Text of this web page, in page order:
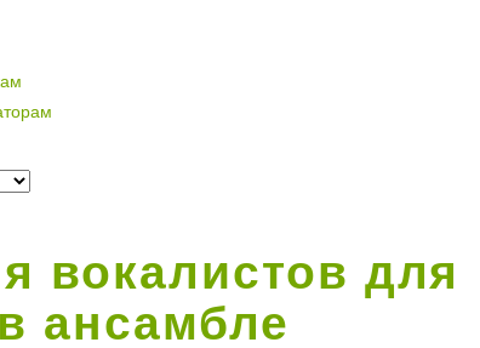
вокалистов для
ансамбле